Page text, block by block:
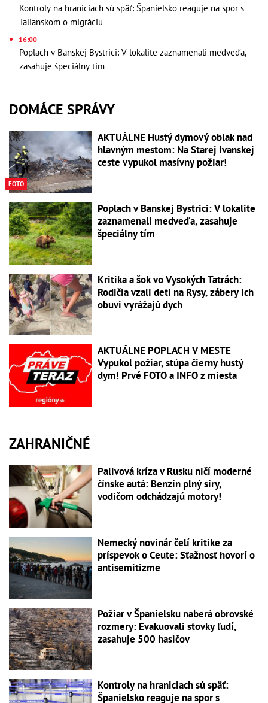
Kontroly na hraniciach sú späť: Španielsko reaguje na spor s
Talianskom o migráciu
16:00
Poplach v Banskej Bystrici: V lokalite zaznamenali medveďa,
zasahuje špeciálny tím
DOMÁCE SPRÁVY
FOTO
AKTUÁLNE Hustý dymový oblak nad
hlavným mestom: Na Starej Ivanskej
ceste vypukol masívny požiar!
Poplach v Banskej Bystrici: V lokalite
zaznamenali medveďa, zasahuje
špeciálny tím
Kritika a šok vo Vysokých Tatrách:
Rodičia vzali deti na Rysy, zábery ich
obuvi vyrážajú dych
AKTUÁLNE POPLACH V MESTE
Vypukol požiar, stúpa čierny hustý
dym! Prvé FOTO a INFO z miesta
ZAHRANIČNÉ
Palivová kríza v Rusku ničí moderné
čínske autá: Benzín plný síry,
vodičom odchádzajú motory!
Nemecký novinár čelí kritike za
príspevok o Ceute: Sťažnosť hovorí o
antisemitizme
Požiar v Španielsku naberá obrovské
rozmery: Evakuovali stovky ľudí,
zasahuje 500 hasičov
Kontroly na hraniciach sú späť:
Španielsko reaguje na spor s